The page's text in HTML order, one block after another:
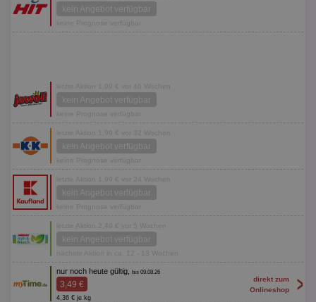
kein Angebot verfügbar
keine Prognose verfügbar
letzte Aktion 1,99 € vor 46 Wochen
kein Angebot verfügbar
keine Prognose verfügbar
letzte Aktion 1,99 € vor 32 Wochen
kein Angebot verfügbar
keine Prognose verfügbar
letzte Aktion 1,99 € vor 24 Wochen
kein Angebot verfügbar
keine Prognose verfügbar
letzte Aktion 2,49 € vor 5 Wochen
kein Angebot verfügbar
nächste Aktion in ca. 12 - 13 Wochen
nur noch heute gültig, bis 09.08.26
3,49 €
4,36 € je kg
direkt zum
Onlineshop
>